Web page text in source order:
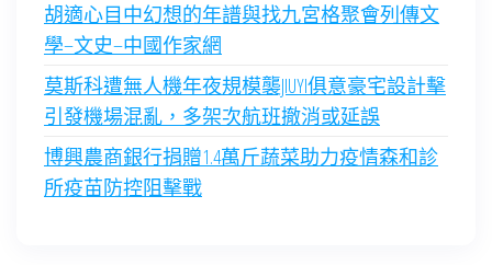
胡適心目中幻想的年譜與找九宮格聚會列傳文
學–文史–中國作家網
莫斯科遭無人機年夜規模襲JIUYI俱意豪宅設計擊
引發機場混亂，多架次航班撤消或延誤
博興農商銀行捐贈1.4萬斤蔬菜助力疫情森和診
所疫苗防控阻擊戰